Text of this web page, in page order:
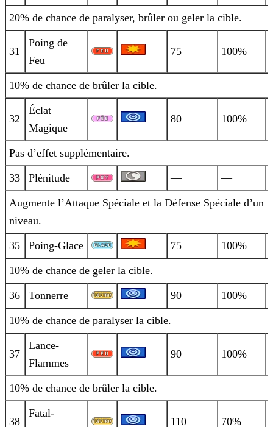
20% de chance de paralyser, brûler ou geler la cible.
31
Poing de
Feu
75 100%
10% de chance de brûler la cible.
32
Éclat
Magique
80 100%
Pas d’effet supplémentaire.
33 Plénitude — —
Augmente l’Attaque Spéciale et la Défense Spéciale d’un
niveau.
35 Poing-Glace 75 100%
10% de chance de geler la cible.
36 Tonnerre 90 100%
10% de chance de paralyser la cible.
37
Lance-
Flammes
90 100%
10% de chance de brûler la cible.
38
Fatal-
110 70%